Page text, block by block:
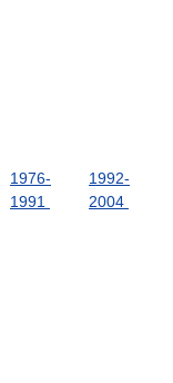
1976-
1991
1992-
2004